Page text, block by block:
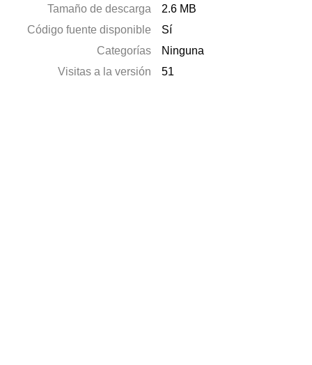
Tamaño de descarga
2.6 MB
Código fuente disponible
Sí
Categorías
Ninguna
Visitas a la versión
51